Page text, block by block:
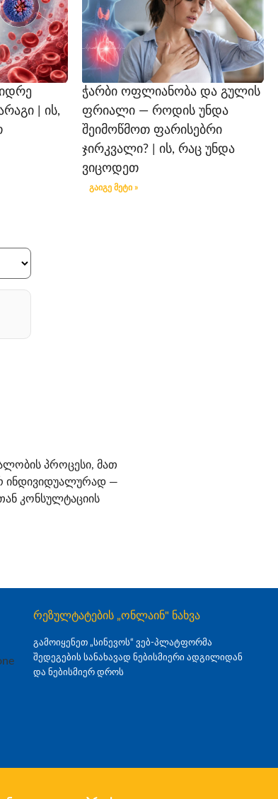
| ის,
ჭარბი ოფლიანობა და გულის
ფრიალი — როდის უნდა
შეიმოწმოთ ფარისებრი
ჯირკვალი? | ის, რაც უნდა
ვიცოდეთ
გაიგე მეტი »
პროცესი, მათ
ინდივიდუალურად —
კონსულტაციის
რეზულტატების „ონლაინ" ნახვა
გამოიყენეთ „სინევოს“ ვებ-პლატფორმა
შედეგების სანახავად ნებისმიერი ადგილიდან
და ნებისმიერ დროს